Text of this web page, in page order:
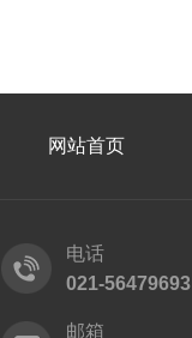
网站首页
电话
021-56479693
邮箱